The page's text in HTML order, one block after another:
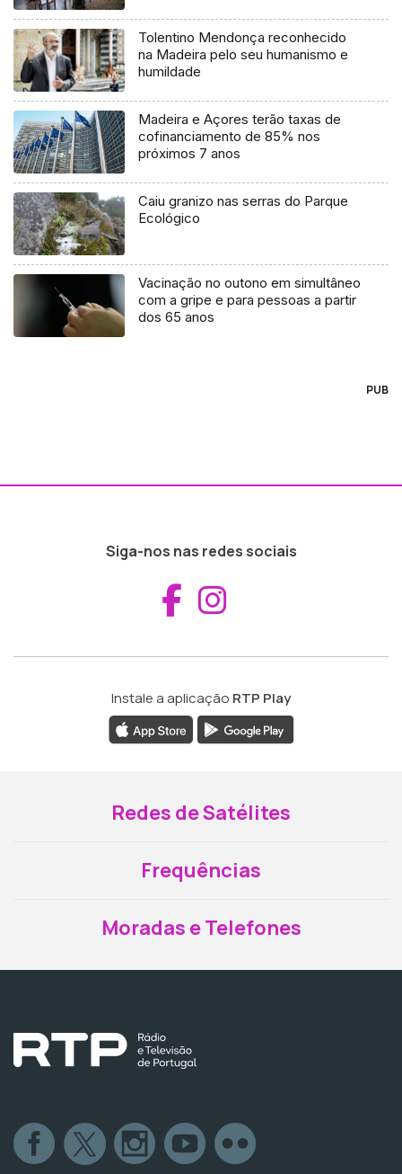
Tolentino Mendonça reconhecido
na Madeira pelo seu humanismo e
humildade
Madeira e Açores terão taxas de
cofinanciamento de 85% nos
próximos 7 anos
Caiu granizo nas serras do Parque
Ecológico
Vacinação no outono em simultâneo
com a gripe e para pessoas a partir
dos 65 anos
PUB
Siga-nos nas redes sociais
Aceder ao
Instale a aplicação RTP Play
Redes de Satélites
Frequências
Moradas e Telefones